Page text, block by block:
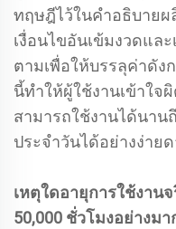
ทฤษฎีไว้ในคำอธิบาย
เงื่อนไขอันเข้มงวดแล
ตามเพื่อให้บรรลุค่าดั
นี้ทำให้ผู้ใช้งานเข้าใจ
สามารถใช้งานได้นาน
ประจำวันได้อย่างง่าย
เหตุใดอายุการใช้งาน
50,000 ชั่วโมงอย่างมา